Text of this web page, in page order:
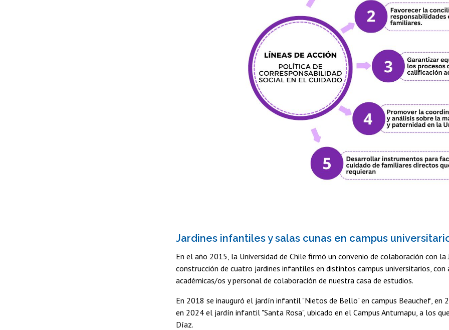
Jardines infantiles y salas cunas en campus
En el año 2015, la Universidad de Chile firmó un convenio de colaboración con
construcción de cuatro jardines infantiles en distintos campus universitarios,
académicas/os y personal de colaboración de nuestra casa de estudios.
En 2018 se inauguró el jardín infantil "Nietos de Bello" en campus Beauchef, en
en 2024 el jardín infantil "Santa Rosa", ubicado en el Campus Antumapu, a los
Díaz.